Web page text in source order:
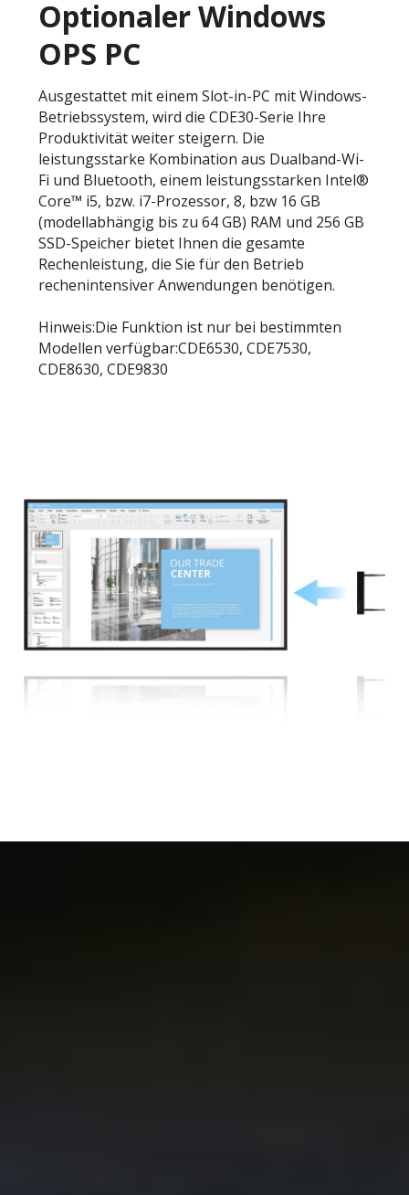
Optionaler Windows
OPS PC
Ausgestattet mit einem Slot-in-PC mit Windows-
Betriebssystem, wird die CDE30-Serie Ihre
Produktivität weiter steigern. Die
leistungsstarke Kombination aus Dualband-Wi-
Fi und Bluetooth, einem leistungsstarken Intel®
Core™ i5, bzw. i7-Prozessor, 8, bzw 16 GB
(modellabhängig bis zu 64 GB) RAM und 256 GB
SSD-Speicher bietet Ihnen die gesamte
Rechenleistung, die Sie für den Betrieb
rechenintensiver Anwendungen benötigen.
Hinweis:Die Funktion ist nur bei bestimmten
Modellen verfügbar:CDE6530, CDE7530,
CDE8630, CDE9830